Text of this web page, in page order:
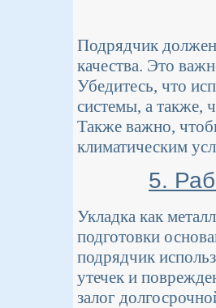
Подрядчик
качества. Это
Убедитесь, что
системы, а также,
Также важно,
климатическим
5.
Укладка как
подготовки
подрядчик
утечек и
залог